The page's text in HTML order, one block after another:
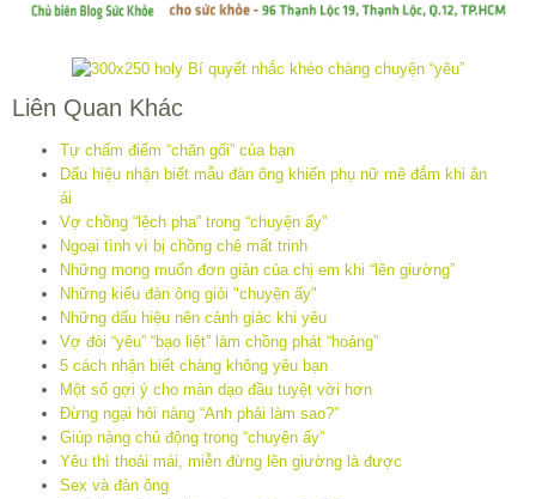
Liên Quan Khác
Tự chấm điểm “chăn gối” của bạn
Dấu hiệu nhận biết mẫu đàn ông khiến phụ nữ mê đắm khi ân
ái
Vợ chồng “lệch pha” trong “chuyện ấy”
Ngoại tình vì bị chồng chê mất trinh
Những mong muốn đơn giản của chị em khi “lên giường”
Những kiểu đàn ông giỏi "chuyện ấy"
Những dấu hiệu nên cảnh giác khi yêu
Vợ đòi “yêu” “bạo liệt” làm chồng phát “hoảng”
5 cách nhận biết chàng không yêu bạn
Một số gợi ý cho màn dạo đầu tuyệt vời hơn
Đừng ngại hỏi nàng “Anh phải làm sao?”
Giúp nàng chủ động trong “chuyện ấy”
Yêu thì thoải mái, miễn đừng lên giường là được
Sex và đàn ông